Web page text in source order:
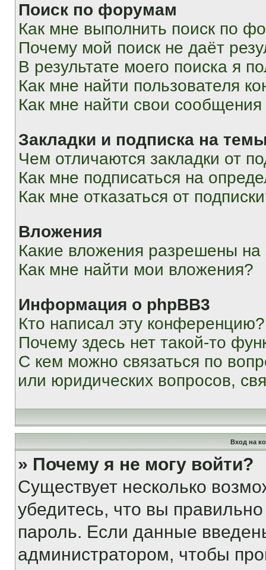
Поиск по форумам
Как мне выполнить поиск по
Почему мой поиск не даёт
В результате моего поиска я
Как мне найти пользователя
Как мне найти свои
Закладки и подписка на
Чем отличаются закладки от
Как мне подписаться на
Как мне отказаться от
Вложения
Какие вложения разрешены
Как мне найти мои вложения?
Информация о phpBB3
Кто написал эту конференцию?
Почему здесь нет такой-то
С кем можно связаться по
или юридических вопросов,
Вход на
» Почему я не могу войти?
Существует несколько
убедитесь, что вы
пароль. Если данные
администратором, чтобы